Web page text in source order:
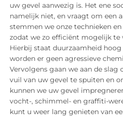
uw gevel aanwezig is. Het ene
namelijk niet, en vraagt om een
stemmen we onze technieken
zodat we zo efficiënt mogelijk te
Hierbij staat duurzaamheid
worden er geen agressieve
Vervolgens gaan we aan de
vuil van uw gevel te spuiten en
kunnen we uw gevel
vocht-, schimmel- en graffiti-
kunt u weer lang genieten van